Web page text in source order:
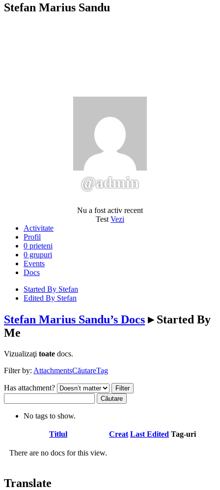
Stefan Marius Sandu
@admin
Nu a fost activ recent
Test Vezi
Activitate
Profil
0 prieteni
0 grupuri
Events
Docs
Started By Stefan
Edited By Stefan
Stefan Marius Sandu’s Docs ▸ Started By
Me
Vizualizaţi toate docs.
Filter by: AttachmentsCăutareTag
Has attachment?
No tags to show.
Titlul Creat Last Edited Tag-uri
There are no docs for this view.
Translate